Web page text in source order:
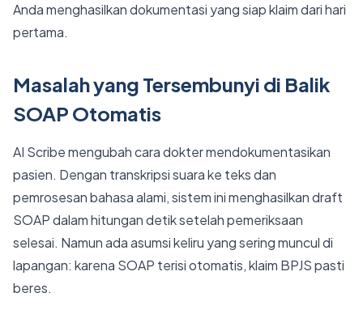
Anda menghasilkan dokumentasi yang siap klaim dari hari
pertama.
Masalah yang Tersembunyi di Balik
SOAP Otomatis
AI Scribe mengubah cara dokter mendokumentasikan
pasien. Dengan transkripsi suara ke teks dan
pemrosesan bahasa alami, sistem ini menghasilkan draft
SOAP dalam hitungan detik setelah pemeriksaan
selesai. Namun ada asumsi keliru yang sering muncul di
lapangan: karena SOAP terisi otomatis, klaim BPJS pasti
beres.